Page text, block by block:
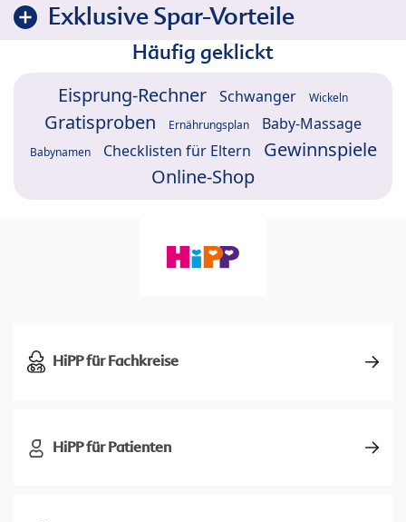
Exklusive Spar-Vorteile
Häufig geklickt
Eisprung-Rechner Schwanger Wickeln
Gratisproben Ernährungsplan Baby-Massage
Babynamen Checklisten für Eltern
Gewinnspiele
Online-Shop
HiPP für Fachkreise
HiPP für Patienten